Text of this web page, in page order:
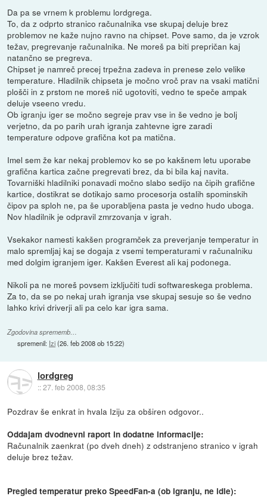
Da pa se vrnem k problemu lordgrega.
To, da z odprto stranico računalnika vse skupaj deluje brez
problemov ne kaže nujno ravno na chipset. Pove samo, da je vzrok
težav, pregrevanje računalnika. Ne moreš pa biti prepričan kaj
natančno se pregreva.
Chipset je namreč precej trpežna zadeva in prenese zelo velike
temperature. Hladilnik chipseta je močno vroč prav na vsaki matični
plošči in z prstom ne moreš nič ugotoviti, vedno te speče ampak
deluje vseeno vredu.
Ob igranju iger se močno segreje prav vse in še vedno je bolj
verjetno, da po parih urah igranja zahtevne igre zaradi
temperature odpove grafična kot pa matična.
Imel sem že kar nekaj problemov ko se po kakšnem letu uporabe
grafična kartica začne pregrevati brez, da bi bila kaj navita.
Tovarniški hladilniki ponavadi močno slabo sedijo na čipih grafične
kartice, dostikrat se dotikajo samo procesorja ostalih spominskih
čipov pa sploh ne, pa še uporabljena pasta je vedno hudo uboga.
Nov hladilnik je odpravil zmrzovanja v igrah.
Vsekakor namesti kakšen programček za preverjanje temperatur in
malo spremljaj kaj se dogaja z vsemi temperaturami v računalniku
med dolgim igranjem iger. Kakšen Everest ali kaj podonega.
Nikoli pa ne moreš povsem izključiti tudi softwareskega problema.
Za to, da se po nekaj urah igranja vse skupaj sesuje so še vedno
lahko krivi driverji ali pa celo kar igra sama.
Zgodovina sprememb…
spremenil: Izi(26. feb 2008 ob 15:22)
lordgreg
::27. feb 2008, 08:35
Pozdrav še enkrat in hvala Iziju za obširen odgovor..
Oddajam dvodnevni raport in dodatne informacije:
Računalnik zaenkrat (po dveh dneh) z odstranjeno stranico v igrah
deluje brez težav.
Pregled temperatur preko SpeedFan-a (ob igranju, ne idle):